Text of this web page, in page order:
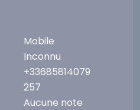
Mobile
Inconnu
+33685814079
257
Aucune note